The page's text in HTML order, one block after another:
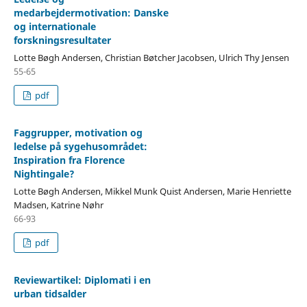
medarbejdermotivation: Danske
og internationale
forskningsresultater
Lotte Bøgh Andersen, Christian Bøtcher Jacobsen, Ulrich Thy Jensen
55-65
pdf
Faggrupper, motivation og
ledelse på sygehusområdet:
Inspiration fra Florence
Nightingale?
Lotte Bøgh Andersen, Mikkel Munk Quist Andersen, Marie Henriette
Madsen, Katrine Nøhr
66-93
pdf
Reviewartikel: Diplomati i en
urban tidsalder